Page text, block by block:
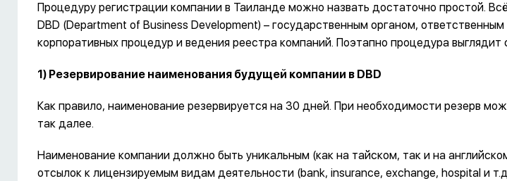
Процедуру регистрации компании в Таиланде можно назвать достаточно простой.
DBD (Department of Business Development) – государственным органом,
корпоративных процедур и ведения реестра компаний. Поэтапно процедура
1) Резервирование наименования будущей компании в DBD
Как правило, наименование резервируется на 30 дней. При необходимости резерв
так далее.
Наименование компании должно быть уникальным (как на тайском, так и на
отсылок к лицензируемым видам деятельности (bank, insurance, exchange, hospital и